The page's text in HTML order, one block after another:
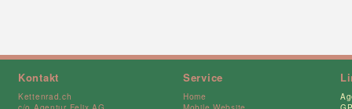
Kontakt
Kettenrad.ch
Service
Home